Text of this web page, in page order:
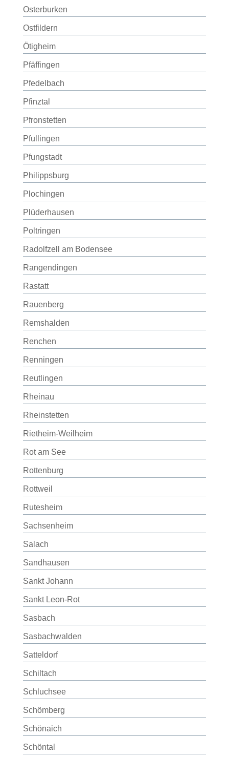
Osterburken
Ostfildern
Ötigheim
Pfäffingen
Pfedelbach
Pfinztal
Pfronstetten
Pfullingen
Pfungstadt
Philippsburg
Plochingen
Plüderhausen
Poltringen
Radolfzell am Bodensee
Rangendingen
Rastatt
Rauenberg
Remshalden
Renchen
Renningen
Reutlingen
Rheinau
Rheinstetten
Rietheim-Weilheim
Rot am See
Rottenburg
Rottweil
Rutesheim
Sachsenheim
Salach
Sandhausen
Sankt Johann
Sankt Leon-Rot
Sasbach
Sasbachwalden
Satteldorf
Schiltach
Schluchsee
Schömberg
Schönaich
Schöntal